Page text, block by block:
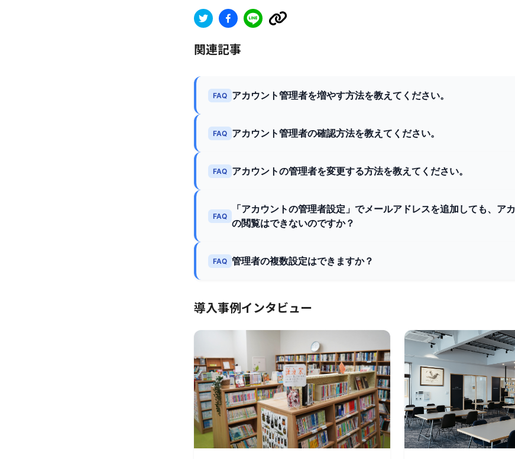
関連記事
FAQ アカウント管理者を増やす方法を教えてください。
FAQ アカウント管理者の確認方法を教えてください。
FAQ アカウントの管理者を変更する方法を教えてください。
FAQ
「アカウントの管理者設定」でメールアドレスを追加しても、ア
の閲覧はできないのですか？
FAQ 管理者の複数設定はできますか？
導入事例インタビュー